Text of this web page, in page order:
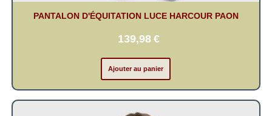
PANTALON D'ÉQUITATION LUCE HARCOUR PAON
139,98 €
Ajouter au panier